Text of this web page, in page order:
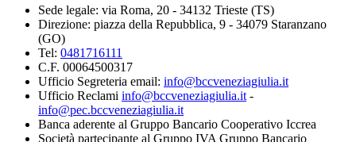
Sede legale: via Roma, 20 - 34132 Trieste (TS)
Direzione: piazza della Repubblica, 9 - 34079 Staranzano
(GO)
Tel: 0481716111
C.F. 00064500317
Ufficio Segreteria email: info@bccveneziagiulia.it
Ufficio Reclami info@bccveneziagiulia.it -
info@pec.bccveneziagiulia.it
Banca aderente al Gruppo Bancario Cooperativo Iccrea
Società partecipante al Gruppo IVA Gruppo Bancario